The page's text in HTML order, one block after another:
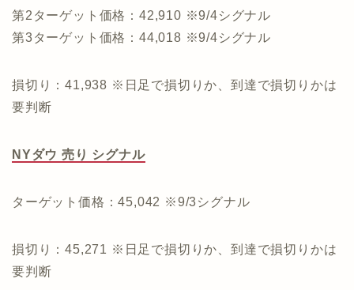
第2ターゲット価格：42,910 ※9/4シグナル
第3ターゲット価格：44,018 ※9/4シグナル
損切り：41,938 ※日足で損切りか、到達で損切りかは
要判断
NYダウ 売り シグナル
ターゲット価格：45,042 ※9/3シグナル
損切り：45,271 ※日足で損切りか、到達で損切りかは
要判断